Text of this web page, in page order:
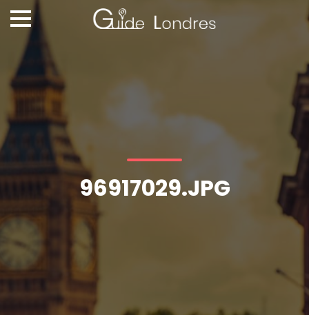
96917029.JPG